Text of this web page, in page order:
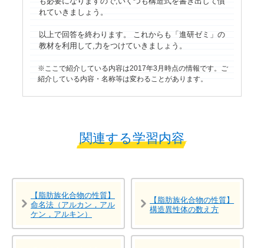
れていきましょう。
以上で回答を終わります。 これからも「進研ゼミ」の
教材を利用して,力をつけていきましょう。
ここで紹介している内容は2017年3月時点の情報です。ご
紹介している内容・名称等は変わることがあります。
関連する学習内容
【脂肪族化合物の性質】
命名法（アルカン，アル
ケン，アルキン）
【脂肪族化合物の性質】
構造異性体の数え方